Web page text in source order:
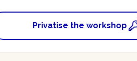
Privatise the workshop